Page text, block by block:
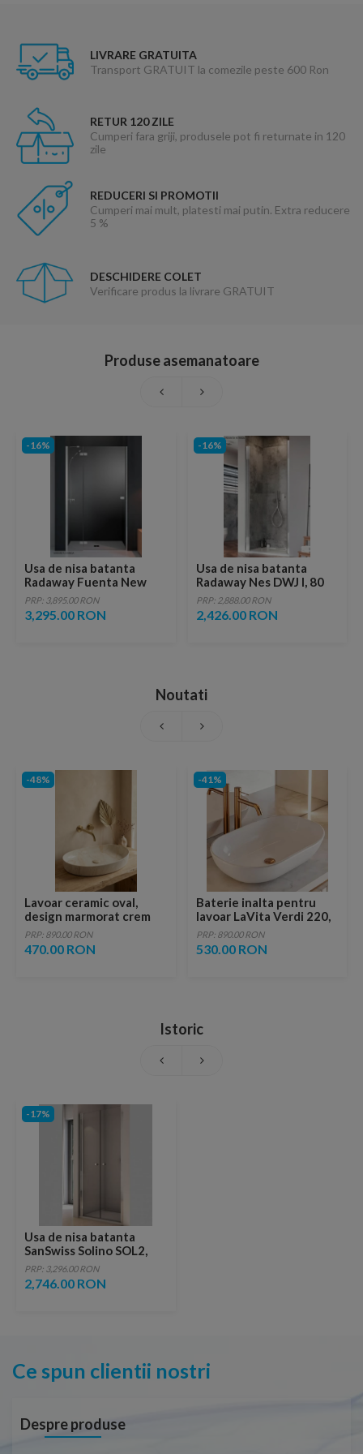
LIVRARE GRATUITA
Transport GRATUIT la comezile peste 600 Ron
RETUR 120 ZILE
Cumperi fara griji, produsele pot fi returnate in 120
zile
REDUCERI SI PROMOTII
Cumperi mai mult, platesti mai putin. Extra reducere
5 %
DESCHIDERE COLET
Verificare produs la livrare GRATUIT
Produse asemanatoare
-16%
Usa de nisa batanta
Radaway Fuenta New
DWJ, 80 x H200 cm
PRP: 3,895.00 RON
3,295.00 RON
-16%
Usa de nisa batanta
Radaway Nes DWJ I, 80
cm
PRP: 2,888.00 RON
2,426.00 RON
Noutati
-48%
Lavoar ceramic oval,
design marmorat crem
lucios cu vene aurii,
ventil inclus
PRP: 890.00 RON
470.00 RON
-41%
Baterie inalta pentru
lavoar LaVita Verdi 220,
fara ventil, brushed
copper
PRP: 890.00 RON
530.00 RON
Istoric
-17%
Usa de nisa batanta
SanSwiss Solino SOL2,
100 x 200 cm, profil
slefuit lucios
PRP: 3,296.00 RON
2,746.00 RON
Ce spun clientii nostri
Despre produse